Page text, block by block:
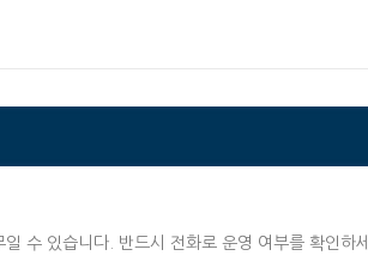
수 있습니다. 반드시 전화로 운영 여부를 확인하세